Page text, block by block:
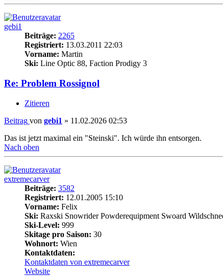
gebi1
Beiträge: 2265
Registriert: 13.03.2011 22:03
Vorname: Martin
Ski: Line Optic 88, Faction Prodigy 3
Re: Problem Rossignol
Zitieren
Beitrag von gebi1 » 11.02.2026 02:53
Das ist jetzt maximal ein "Steinski". Ich würde ihn entsorgen.
Nach oben
extremecarver
Beiträge: 3582
Registriert: 12.01.2005 15:10
Vorname: Felix
Ski: Raxski Snowrider Powderequipment Swoard
Ski-Level: 999
Skitage pro Saison: 30
Wohnort: Wien
Kontaktdaten:
Kontaktdaten von extremecarver
Website